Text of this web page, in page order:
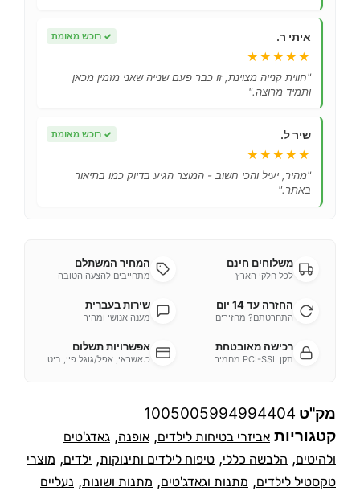
איתי ר. ✓ רוכש מאומת
★★★★★
"חווית קנייה מצוינת, זו כבר פעם שנייה שאני מזמין מכאן
ותמיד מרוצה."
שיר ל. ✓ רוכש מאומת
★★★★★
"מהיר, יעיל והכי חשוב - המוצר הגיע בדיוק כמו בתיאור
באתר."
משלוחים חינם
לכל חלקי הארץ
המחיר המשתלם
מתחייבים להצעה הטובה
החזרה עד 14 יום
התחרטתם? מחזירים
שירות בעברית
מענה אנושי ומהיר
רכישה מאובטחת
תקן PCI-SSL מחמיר
אפשרויות תשלום
כ.אשראי, אפל/גוגל פיי, ביט
מק"ט 1005005994994404
קטגוריות אביזרי בטיחות לילדים, אופנה, גאדג'טים
ולהיטים, הלבשה כללי, טיפוח לילדים ותינוקות, ילדים, מוצרי
טקסטיל לילדים, מתנות וגאדג'טים, מתנות ושונות, נעליים